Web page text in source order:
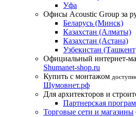
Уфа
Офисы Acoustic Group за
Беларусь (Минск)
Казахстан (Алматы)
Казахстан (Астана)
Узбекистан
Официальный интернет-
Shumanet-shop.ru
Купить с монтажом
Шумовнет.рф
Для архитекторов и
Партнерская
Торговые сети и магазины